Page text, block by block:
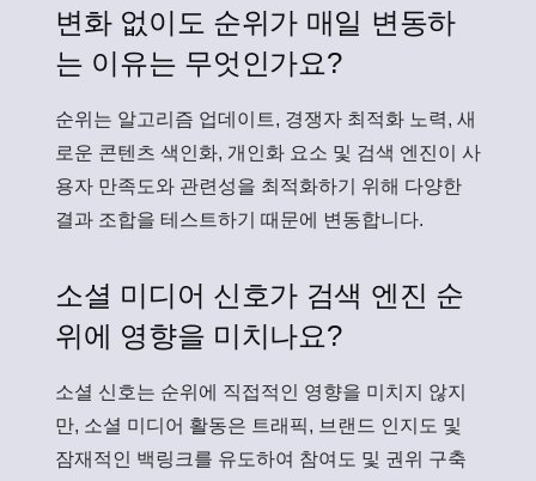
변화 없이도 순위가 매일 변동하
는 이유는 무엇인가요?
순위는 알고리즘 업데이트, 경쟁자 최적화 노력, 새
로운 콘텐츠 색인화, 개인화 요소 및 검색 엔진이 사
용자 만족도와 관련성을 최적화하기 위해 다양한
결과 조합을 테스트하기 때문에 변동합니다.
소셜 미디어 신호가 검색 엔진 순
위에 영향을 미치나요?
소셜 신호는 순위에 직접적인 영향을 미치지 않지
만, 소셜 미디어 활동은 트래픽, 브랜드 인지도 및
잠재적인 백링크를 유도하여 참여도 및 권위 구축